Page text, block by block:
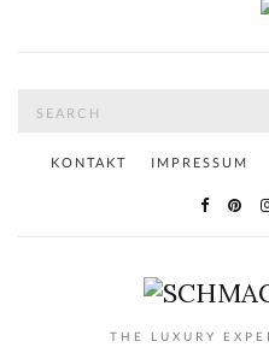
KONTAKT IMPRESSUM
THE LUXURY